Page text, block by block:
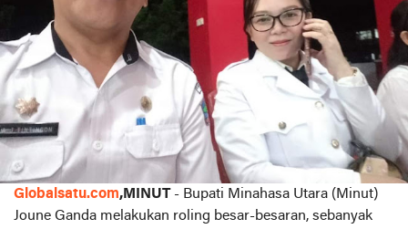
Globalsatu.com,MINUT- Bupati Minahasa Utara (Minut)
Joune Ganda melakukan roling besar-besaran, sebanyak